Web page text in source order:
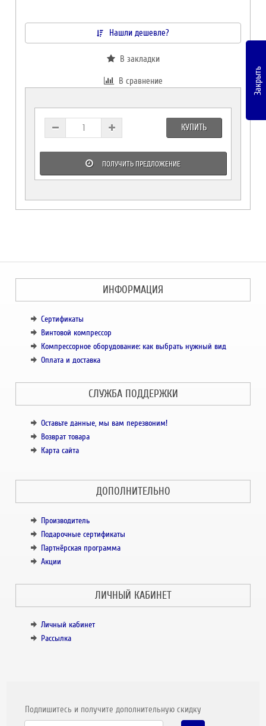
Нашли дешевле?
В закладки
В сравнение
КУПИТЬ
ПОЛУЧИТЬ ПРЕДЛОЖЕНИЕ
ИНФОРМАЦИЯ
Сертификаты
Винтовой компрессор
Компрессорное оборудование: как выбрать нужный вид
Оплата и доставка
СЛУЖБА ПОДДЕРЖКИ
Оставьте данные, мы вам перезвоним!
Возврат товара
Карта сайта
ДОПОЛНИТЕЛЬНО
Производитель
Подарочные сертификаты
Партнёрская программа
Акции
ЛИЧНЫЙ КАБИНЕТ
Личный кабинет
Рассылка
Подпишитесь и получите дополнительную скидку
Закрыть